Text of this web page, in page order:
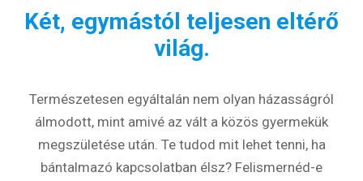
Két, egymástól teljesen eltérő
világ.
Természetesen egyáltalán nem olyan házasságról
álmodott, mint amivé az vált a közös gyermekük
megszületése után. Te tudod mit lehet tenni, ha
bántalmazó kapcsolatban élsz? Felismernéd-e